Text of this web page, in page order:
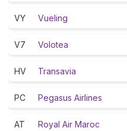
VY Vueling
V7 Volotea
HV Transavia
PC Pegasus Airlines
AT Royal Air Maroc